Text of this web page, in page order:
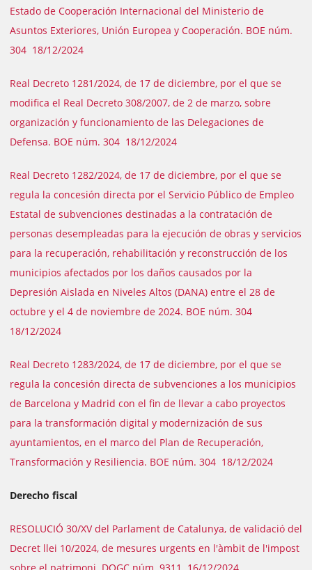
Estado de Cooperación Internacional del Ministerio de
Asuntos Exteriores, Unión Europea y Cooperación. BOE núm.
304 18/12/2024
Real Decreto 1281/2024, de 17 de diciembre, por el que se
modifica el Real Decreto 308/2007, de 2 de marzo, sobre
organización y funcionamiento de las Delegaciones de
Defensa. BOE núm. 304 18/12/2024
Real Decreto 1282/2024, de 17 de diciembre, por el que se
regula la concesión directa por el Servicio Público de Empleo
Estatal de subvenciones destinadas a la contratación de
personas desempleadas para la ejecución de obras y servicios
para la recuperación, rehabilitación y reconstrucción de los
municipios afectados por los daños causados por la
Depresión Aislada en Niveles Altos (DANA) entre el 28 de
octubre y el 4 de noviembre de 2024. BOE núm. 304
18/12/2024
Real Decreto 1283/2024, de 17 de diciembre, por el que se
regula la concesión directa de subvenciones a los municipios
de Barcelona y Madrid con el fin de llevar a cabo proyectos
para la transformación digital y modernización de sus
ayuntamientos, en el marco del Plan de Recuperación,
Transformación y Resiliencia. BOE núm. 304 18/12/2024
Derecho fiscal
RESOLUCIÓ 30/XV del Parlament de Catalunya, de validació del
Decret llei 10/2024, de mesures urgents en l'àmbit de l'impost